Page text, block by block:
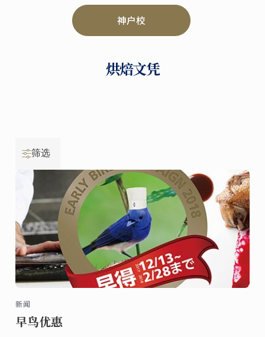
神户校
烘焙文凭
筛选
新闻
早鸟优惠